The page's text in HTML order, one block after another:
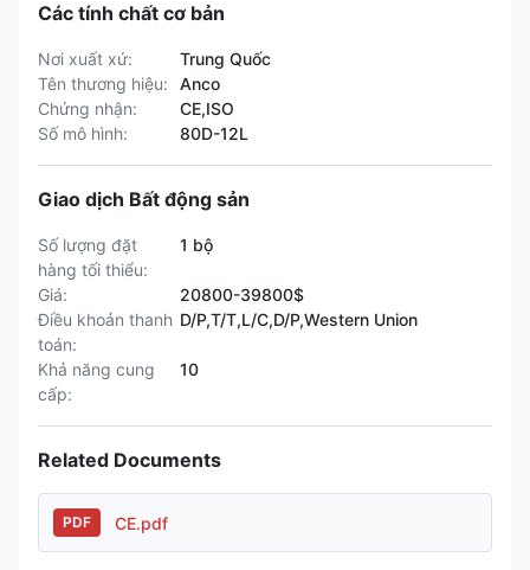
Các tính chất cơ bản
Nơi xuất xứ:
Trung Quốc
Tên thương hiệu:
Anco
Chứng nhận:
CE,ISO
Số mô hình:
80D-12L
Giao dịch Bất động sản
Số lượng đặt
hàng tối thiểu:
1 bộ
Giá:
20800-39800$
Điều khoản thanh
toán:
D/P,T/T,L/C,D/P,Western Union
Khả năng cung
cấp:
10
Related Documents
PDF CE.pdf